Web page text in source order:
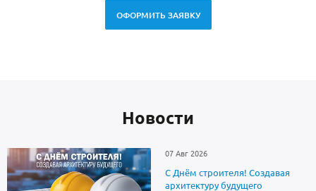
ОФОРМИТЬ ЗАЯВКУ
Новоcти
07 Авг 2026
С Днём строителя! Создавая
архитектуру будущего